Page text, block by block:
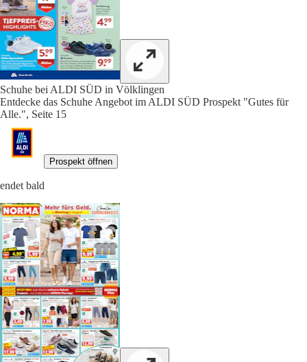
Schuhe bei ALDI SÜD in Völklingen
Entdecke das Schuhe Angebot im ALDI SÜD Prospekt "Gutes für
Alle.", Seite 15
Prospekt öffnen
endet bald